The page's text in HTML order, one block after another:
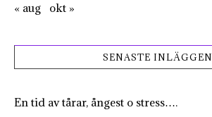
« aug okt »
SENASTE INLÄGGEN
En tid av tårar, ångest o stress….